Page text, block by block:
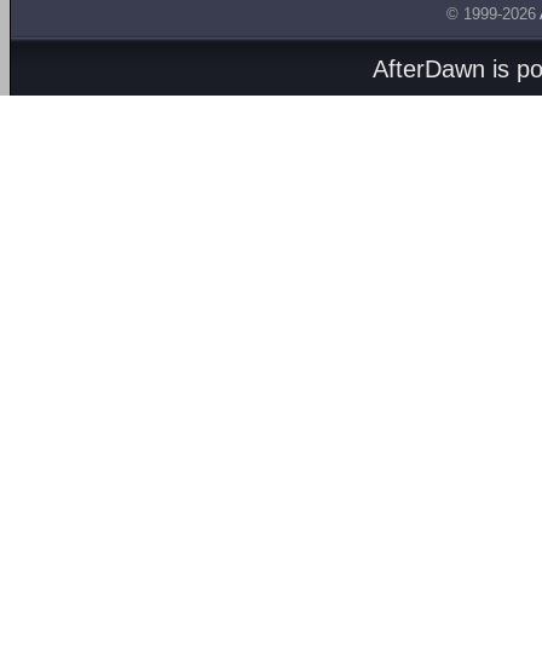
© 1999-2026
AfterDawn is